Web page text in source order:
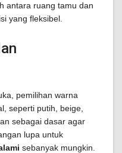
antara ruang tamu dan
yang fleksibel.
pemilihan warna
seperti putih, beige,
sebagai dasar agar
lupa untuk
sebanyak mungkin.